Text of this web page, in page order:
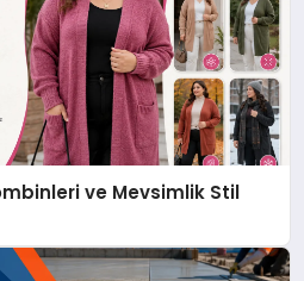
ve Mevsimlik Stil